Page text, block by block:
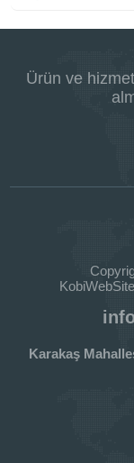
Ürün ve
Karakaş